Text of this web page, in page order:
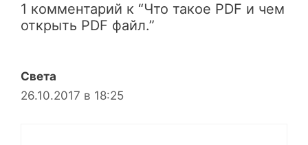
1 комментарий к “Что такое PDF и чем
открыть PDF файл.”
Света
26.10.2017 в 18:25